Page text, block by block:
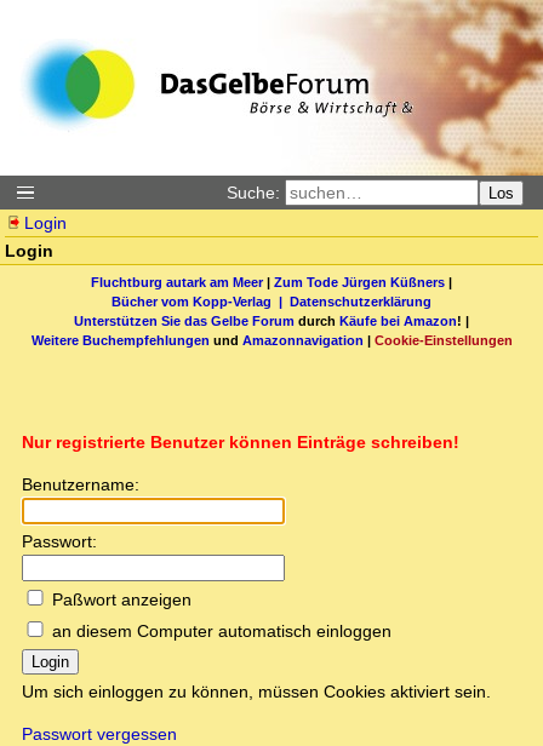
Suche: Los
Login
Login
Fluchtburg autark am Meer| Zum Tode Jürgen Küßners |
Bücher vom Kopp-Verlag | Datenschutzerklärung
Unterstützen Sie das Gelbe Forum durch Käufe bei Amazon! |
Weitere Buchempfehlungen und Amazonnavigation | Cookie-Einstellungen
Nur registrierte Benutzer können Einträge schreiben!
Benutzername:
Passwort:
Paßwort anzeigen
an diesem Computer automatisch einloggen
Login
Um sich einloggen zu können, müssen Cookies aktiviert sein.
Passwort vergessen